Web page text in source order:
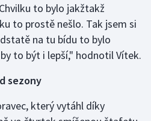
to bylo jakžtakž
to prostě nešlo. Tak jsem si
na tu bídu to bylo
to být i lepší," hodnotil Vítek.
sezony
který vytáhl díky